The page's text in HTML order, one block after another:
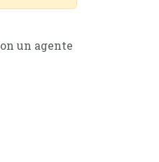
un agente